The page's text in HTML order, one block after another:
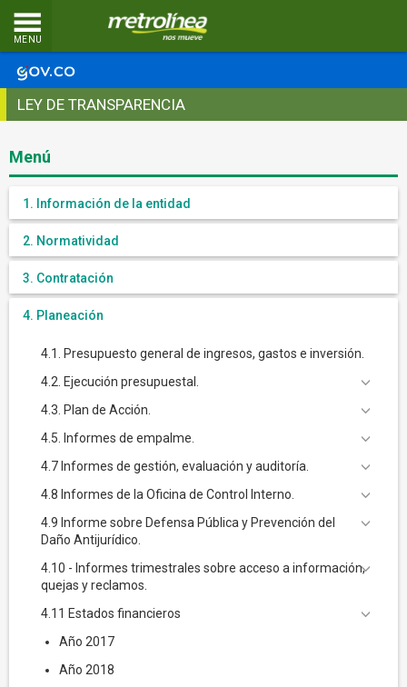
MENU
LEY DE TRANSPARENCIA
Menú
1. Información de la entidad
2. Normatividad
3. Contratación
4. Planeación
4.1. Presupuesto general de ingresos, gastos e inversión.
4.2. Ejecución presupuestal.
4.3. Plan de Acción.
4.5. Informes de empalme.
4.7 Informes de gestión, evaluación y auditoría.
4.8 Informes de la Oficina de Control Interno.
4.9 Informe sobre Defensa Pública y Prevención del
Daño Antijurídico.
4.10 - Informes trimestrales sobre acceso a información,
quejas y reclamos.
4.11 Estados financieros
Año 2017
Año 2018